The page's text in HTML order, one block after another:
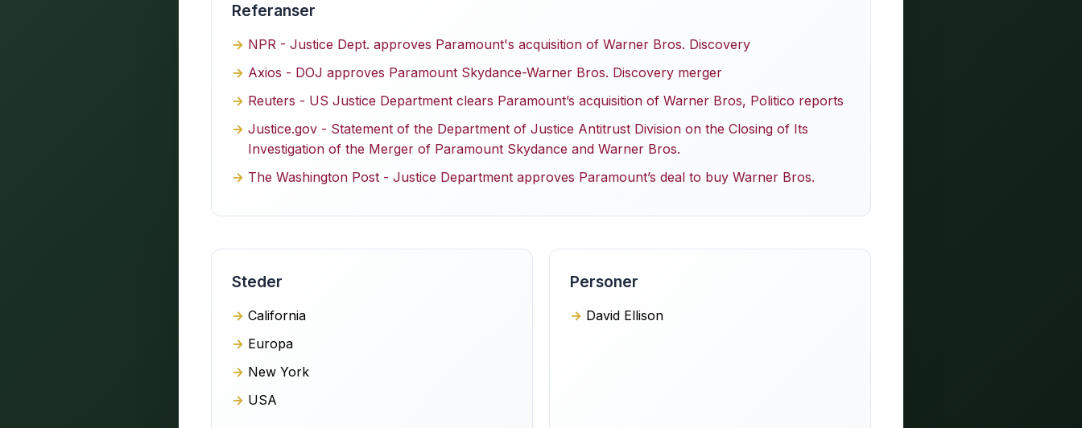
Referanser
NPR - Justice Dept. approves Paramount's acquisition of Warner Bros. Discovery
Axios - DOJ approves Paramount Skydance-Warner Bros. Discovery merger
Reuters - US Justice Department clears Paramount’s acquisition of Warner Bros, Politico reports
Justice.gov - Statement of the Department of Justice Antitrust Division on the Closing of Its
Investigation of the Merger of Paramount Skydance and Warner Bros.
The Washington Post - Justice Department approves Paramount’s deal to buy Warner Bros.
Steder
California
Europa
New York
USA
Personer
David Ellison